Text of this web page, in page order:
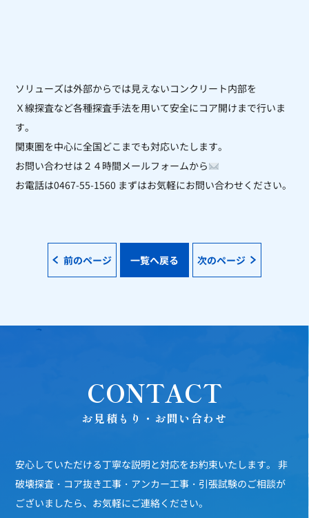
ソリューズは外部からでは見えないコンクリート内部を
Ｘ線探査など各種探査手法を用いて安全にコア開けまで行いま
す。
関東圏を中心に全国どこまでも対応いたします。
お問い合わせは２４時間メールフォームから
お電話は0467-55-1560 まずはお気軽にお問い合わせください。
前のページ 一覧へ戻る 次のページ
CONTACT
お見積もり・お問い合わせ
安心していただける丁寧な説明と対応をお約束いたします。
非
破壊探査・コア抜き工事・アンカー工事・引張試験のご相談が
ございましたら、お気軽にご連絡ください。